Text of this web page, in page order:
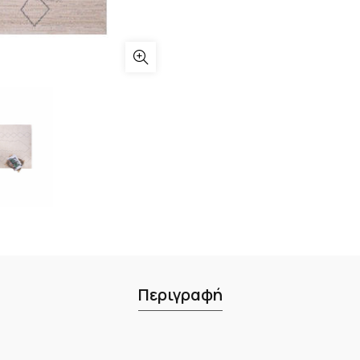
Περιγραφή